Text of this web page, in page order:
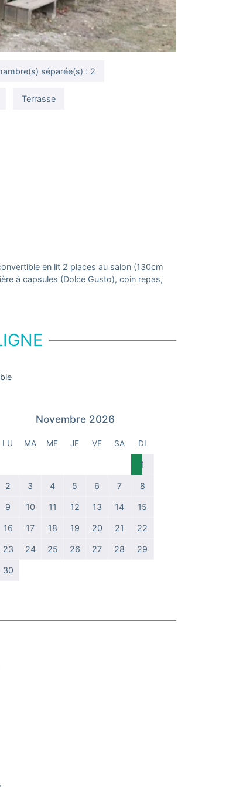
séparée(s) : 2
Terrasse
en lit 2 places au salon (130cm
à capsules (Dolce Gusto), coin repas,
Novembre 2026
LU MA ME JE VE SA DI
1
2 3 4 5 6 7 8
9 10 11 12 13 14 15
16 17 18 19 20 21 22
23 24 25 26 27 28 29
30